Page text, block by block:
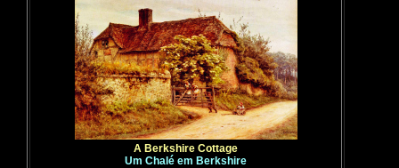
A Berkshire Cottage
Um Chalé em Berkshire